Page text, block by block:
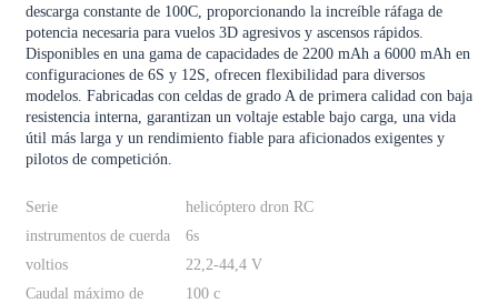
descarga constante de 100C, proporcionando la increíble ráfaga de
potencia necesaria para vuelos 3D agresivos y ascensos rápidos.
Disponibles en una gama de capacidades de 2200 mAh a 6000 mAh en
configuraciones de 6S y 12S, ofrecen flexibilidad para diversos
modelos. Fabricadas con celdas de grado A de primera calidad con baja
resistencia interna, garantizan un voltaje estable bajo carga, una vida
útil más larga y un rendimiento fiable para aficionados exigentes y
pilotos de competición.
Serie
helicóptero dron RC
instrumentos de cuerda
6s
voltios
22,2-44,4 V
Caudal máximo de
100 c